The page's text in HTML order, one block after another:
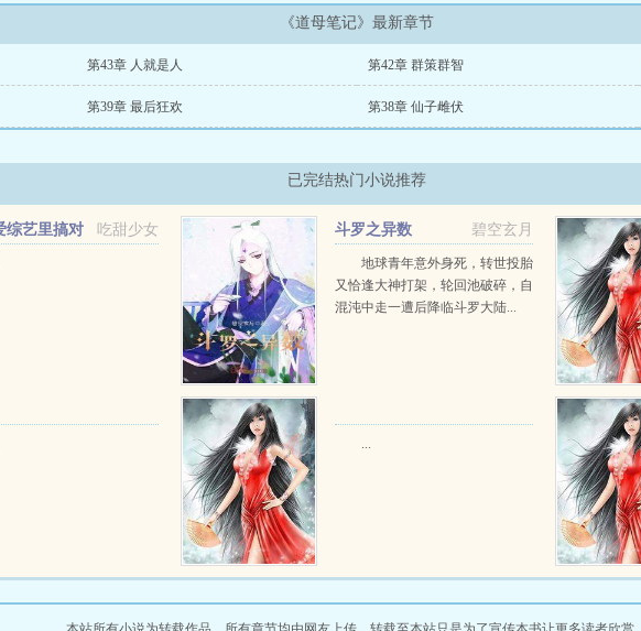
《道母笔记》最新章节
第43章 人就是人 第42章 群策群智
第39章 最后狂欢 第38章 仙子雌伏
已完结热门小说推荐
吃甜少女
综艺里搞对
碧空玄月
斗罗之异数
地球青年意外身死，转世投胎
又恰逢大神打架，轮回池破碎，自
混沌中走一遭后降临斗罗大陆...
...